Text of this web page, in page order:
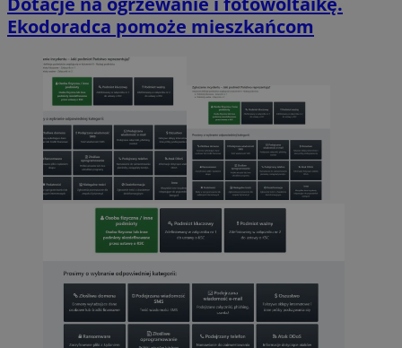
Ekodoradca pomoże mieszkańcom